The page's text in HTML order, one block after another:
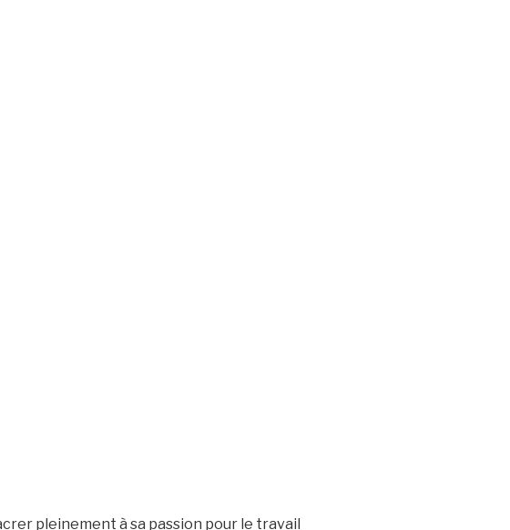
pleinement à sa passion pour le travail